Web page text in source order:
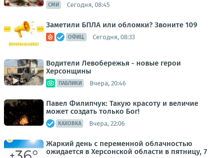
СМИ Сегодня, 08:45
Заметили БПЛА или обломки? Звоните 109
ОФИЦ. Сегодня, 08:33
Водители Левобережья - новые герои
Херсонщины
ПАБЛИКИ Вчера, 20:46
Павел Филипчук: Такую красоту и величие
может создать только Бог!
КАХОВКА Вчера, 22:06
Жаркий день с переменной облачностью
ожидается в Херсонской области в пятницу, 7